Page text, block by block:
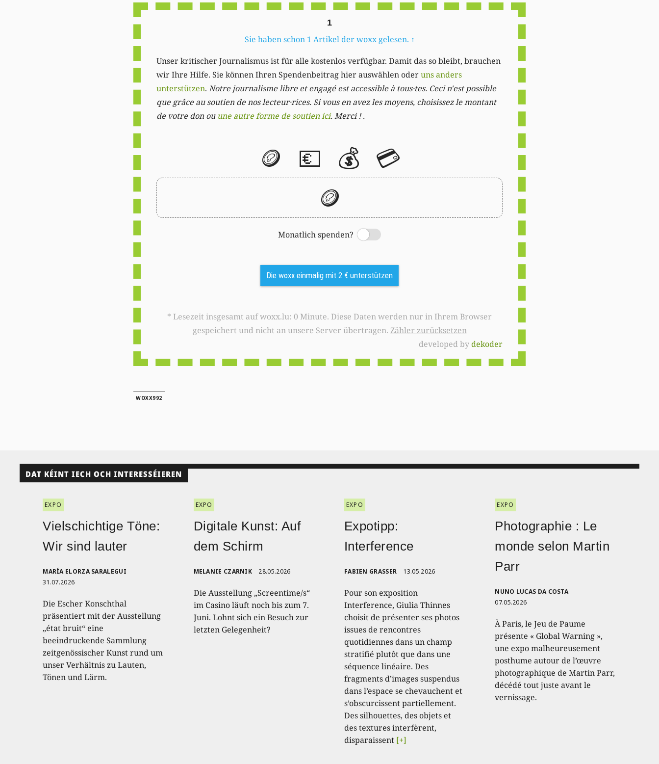
1
Sie haben schon 1 Artikel der woxx gelesen. ↑
Unser kritischer Journalismus ist für alle kostenlos verfügbar. Damit das so bleibt, brauchen
wir Ihre Hilfe. Sie können Ihren Spendenbeitrag hier auswählen oderuns anders
unterstützen. Notre journalisme libre et engagé est accessible à tous·tes. Ceci n'est possible
que grâce au soutien de nos lecteur·rices. Si vous en avez les moyens, choisissez le montant
de votre don ou une autre forme de soutien ici. Merci ! .
🪙 💶 💰 💳
🪙
Monatlich spenden?
Switch
Die woxx einmalig mit 2 € unterstützen
* Lesezeit insgesamt auf woxx.lu: 0 Minute. Diese Daten werden nur in Ihrem Browser
gespeichert und nicht an unsere Server übertragen. Zähler zurücksetzen
developed bydekoder
WOXX992
DAT KÉINT IECH OCH INTERESSÉIEREN
EXPO
Vielschichtige Töne:
Wir sind lauter
MARÍA ELORZA SARALEGUI
31.07.2026
Die Escher Konschthal
präsentiert mit der Ausstellung
„état bruit“ eine
beeindruckende Sammlung
zeitgenössischer Kunst rund um
unser Verhältnis zu Lauten,
Tönen und Lärm.
EXPO
Digitale Kunst: Auf
dem Schirm
MELANIE CZARNIK 28.05.2026
Die Ausstellung „Screentime/s“
im Casino läuft noch bis zum 7.
Juni. Lohnt sich ein Besuch zur
letzten Gelegenheit?
EXPO
Expotipp:
Interference
FABIEN GRASSER 13.05.2026
Pour son exposition
Interference, Giulia Thinnes
choisit de présenter ses photos
issues de rencontres
quotidiennes dans un champ
stratifié plutôt que dans une
séquence linéaire. Des
fragments d’images suspendus
dans l’espace se chevauchent et
s’obscurcissent partiellement.
Des silhouettes, des objets et
des textures interfèrent,
disparaissent [+]
EXPO
Photographie : Le
monde selon Martin
Parr
NUNO LUCAS DA COSTA
07.05.2026
À Paris, le Jeu de Paume
présente « Global Warning »,
une expo malheureusement
posthume autour de l’œuvre
photographique de Martin Parr,
décédé tout juste avant le
vernissage.